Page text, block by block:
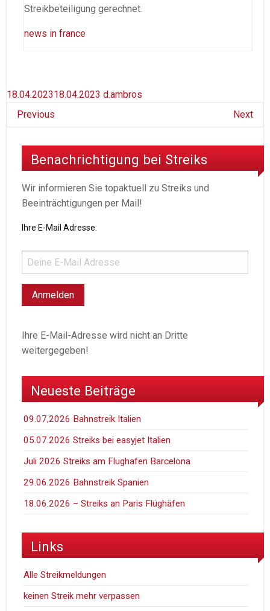
Streikbeteiligung gerechnet.
news in france
18.04.202318.04.2023 d.ambros
Previous
Next
Benachrichtigung bei Streiks
Wir informieren Sie topaktuell zu Streiks und
Beeinträchtigungen per Mail!
Ihre E-Mail Adresse:
Ihre E-Mail-Adresse wird nicht an Dritte
weitergegeben!
Neueste Beiträge
09.07,2026 Bahnstreik Italien
05.07.2026 Streiks bei easyjet Italien
Juli 2026 Streiks am Flughafen Barcelona
29.06.2026 Bahnstreik Spanien
18.06.2026 – Streiks an Paris Flüghäfen
Links
Alle Streikmeldungen
keinen Streik mehr verpassen